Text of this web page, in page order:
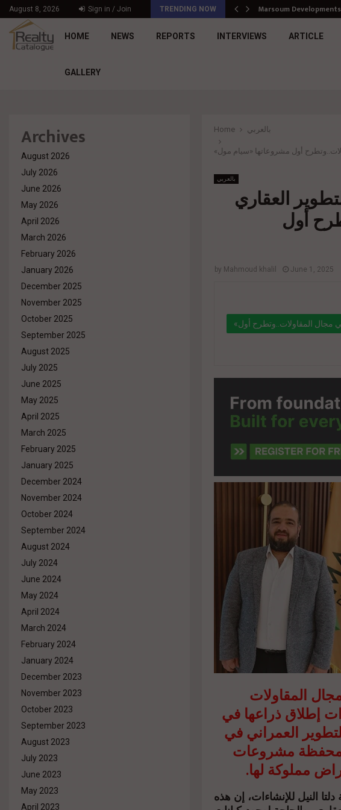
August 8, 2026 Sign in / Join TRENDING NOW د. محمد راشد: Market Dynamics أصبحت المعيار… Marsoum
HOME NEWS REPORTS INTERVIEWS ARTICLE
GALLERY
Home بالعربي
أول مشروعاتها «سيام مول»
بالعربي
العقاري
أول
by Mahmoud khalil June 1, 2025
«إيمدج للتطوير» تنطلق في قطاع التطوير العقاري بخبرة قوية في مجال المقاولات..وتطرح أول
من 20 عامًا في مجال المقاولات
إطلاق ذراعها في
العمراني في
مشروعات
مملوكة لها.
النيل للإنشاءات، إن هذه
Archives
August 2026
July 2026
June 2026
May 2026
April 2026
March 2026
February 2026
January 2026
December 2025
November 2025
October 2025
September 2025
August 2025
July 2025
June 2025
May 2025
April 2025
March 2025
February 2025
January 2025
December 2024
November 2024
October 2024
September 2024
August 2024
July 2024
June 2024
May 2024
April 2024
March 2024
February 2024
January 2024
December 2023
November 2023
October 2023
September 2023
August 2023
July 2023
June 2023
May 2023
April 2023